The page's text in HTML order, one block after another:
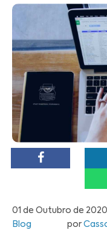
01 de Outubro de 2020
Blog
por